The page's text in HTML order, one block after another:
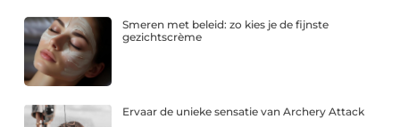
Smeren met beleid: zo kies je de fijnste
gezichtscrème
Ervaar de unieke sensatie van Archery Attack